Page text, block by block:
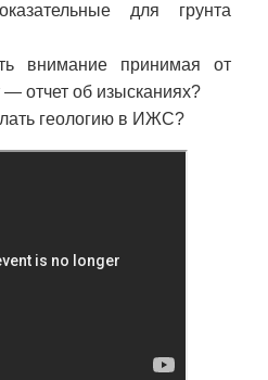
для грунта
внимание принимая от
— отчет об изысканиях?
геологию в ИЖС?